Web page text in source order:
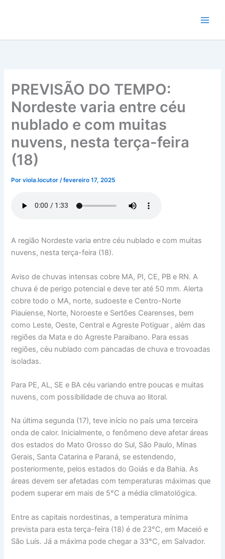
conteúdo
PREVISÃO DO TEMPO:
Nordeste varia entre céu
nublado e com muitas
nuvens, nesta terça-feira
(18)
Porviola.locutor/fevereiro 17, 2025
A região Nordeste varia entre céu nublado e com muitas
nuvens, nesta terça-feira (18).
Aviso de chuvas intensas cobre MA, PI, CE, PB e RN. A
chuva é de perigo potencial e deve ter até 50 mm. Alerta
cobre todo o MA, norte, sudoeste e Centro-Norte
Piauiense, Norte, Noroeste e Sertões Cearenses, bem
como Leste, Oeste, Central e Agreste Potiguar , além das
regiões da Mata e do Agreste Paraibano. Para essas
regiões, céu nublado com pancadas de chuva e trovoadas
isoladas.
Para PE, AL, SE e BA céu variando entre poucas e muitas
nuvens, com possibilidade de chuva ao litoral.
Na última segunda (17), teve início no país uma terceira
onda de calor. Inicialmente, o fenômeno deve afetar áreas
dos estados do Mato Grosso do Sul, São Paulo, Minas
Gerais, Santa Catarina e Paraná, se estendendo,
posteriormente, pelos estados do Goiás e da Bahia. As
áreas devem ser afetadas com temperaturas máximas que
podem superar em mais de 5°C a média climatológica.
Entre as capitais nordestinas, a temperatura mínima
prevista para esta terça-feira (18) é de 23°C, em Maceió e
São Luís. Já a máxima pode chegar a 33°C, em Salvador.